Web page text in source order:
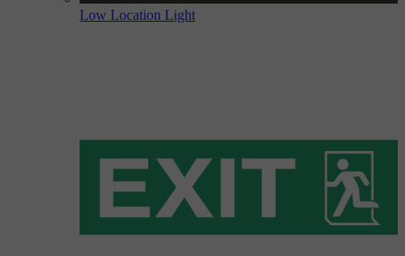
Low Location Light